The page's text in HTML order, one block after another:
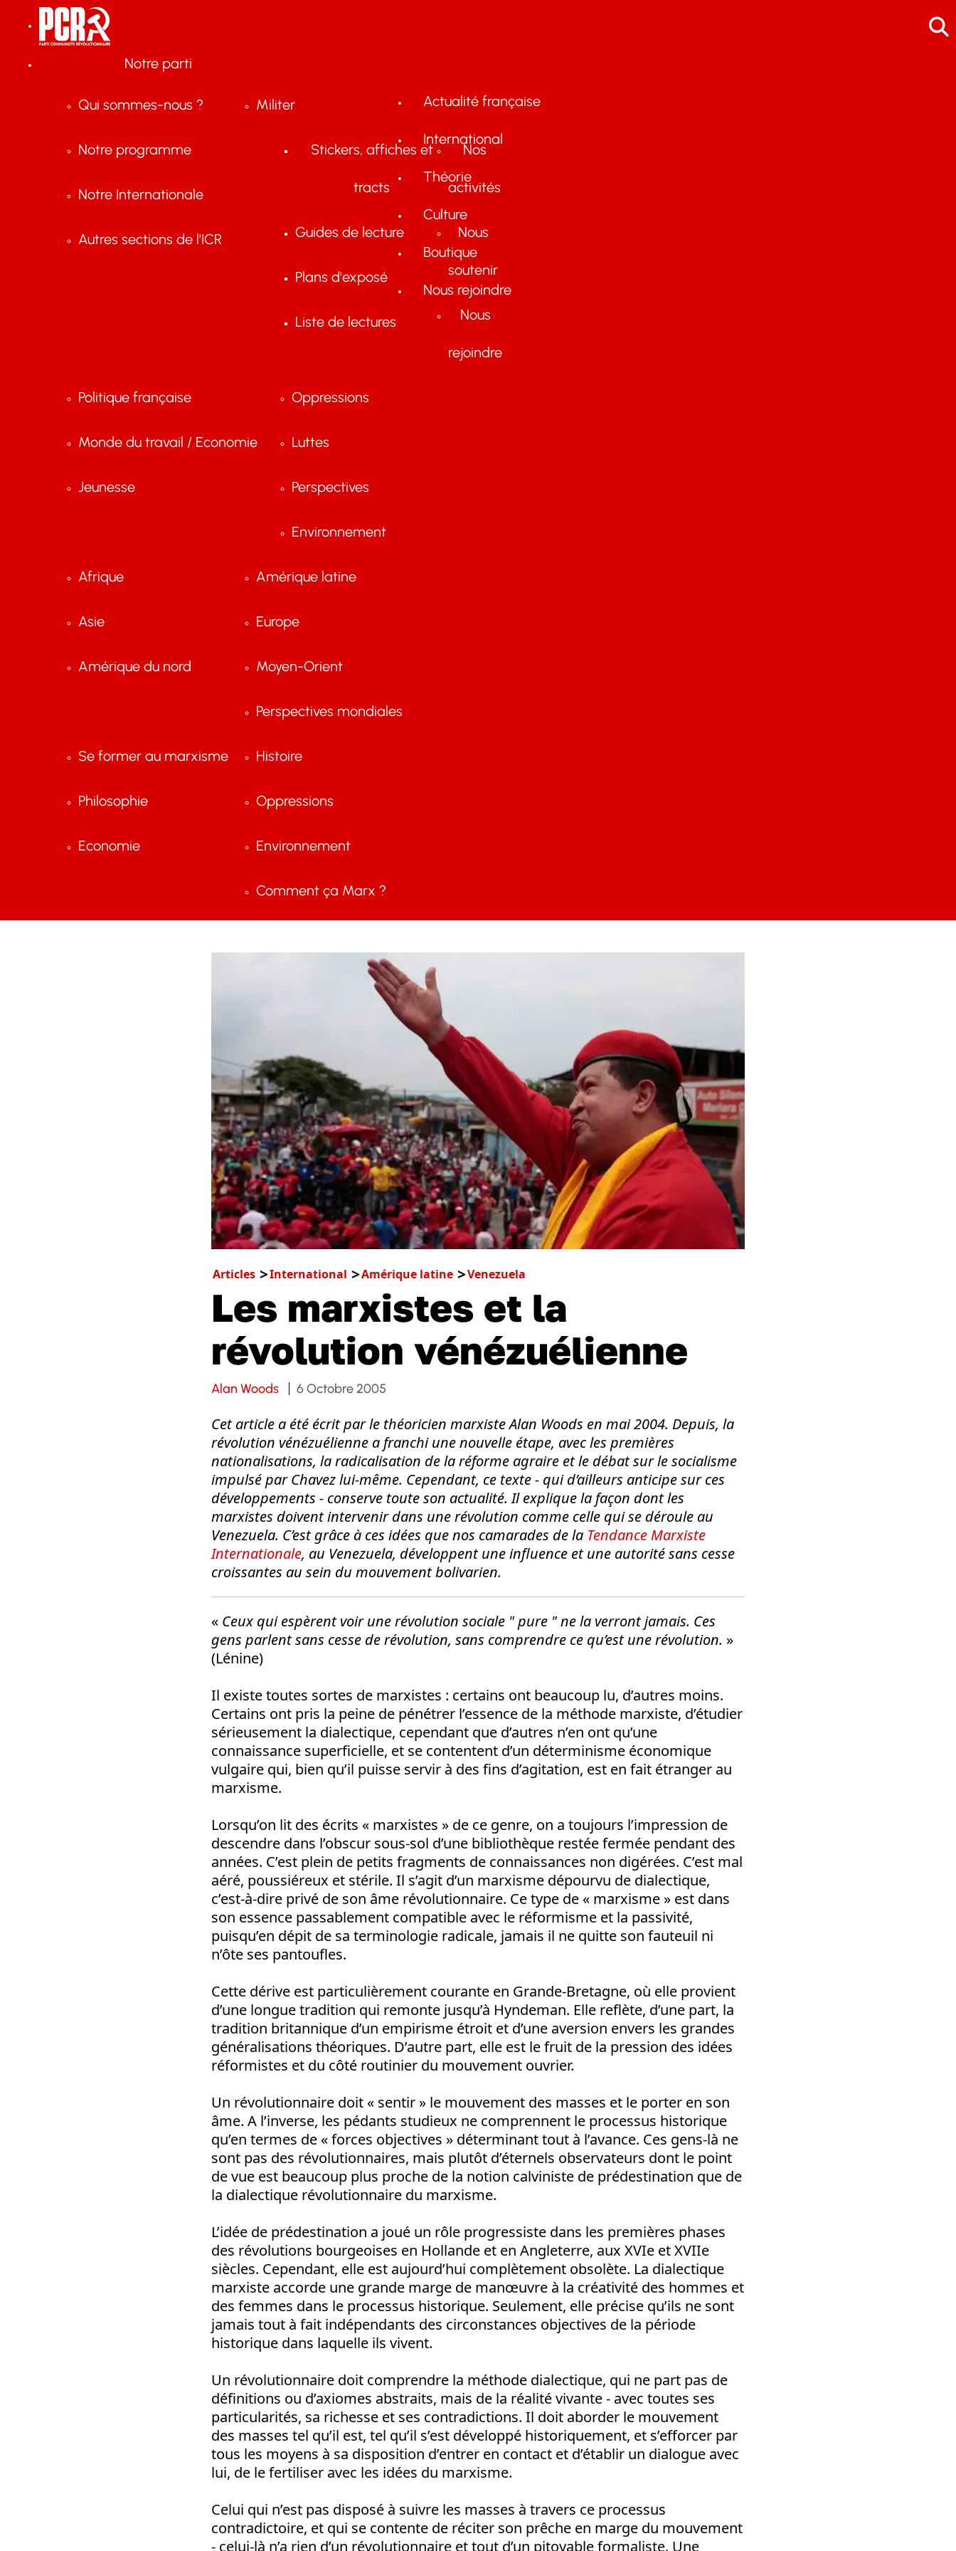
Notre parti
Qui sommes-nous ?
Notre programme
Notre Internationale
Autres sections de l'ICR
Militer
Stickers, affiches et
tracts
Guides de lecture
Plans d'exposé
Liste de lectures
Nos
activités
Nous
soutenir
Nous
rejoindre
Actualité française
Politique française
Monde du travail / Economie
Jeunesse
Oppressions
Luttes
Perspectives
Environnement
International
Afrique
Asie
Amérique du nord
Amérique latine
Europe
Moyen-Orient
Perspectives mondiales
Théorie
Se former au marxisme
Philosophie
Economie
Histoire
Oppressions
Environnement
Comment ça Marx ?
Culture
Boutique
Nous rejoindre
Articles International Amérique latine Venezuela
Les marxistes et la
révolution vénézuélienne
Alan Woods 6 Octobre 2005
Cet article a été écrit par le théoricien marxiste Alan Woods en mai 2004. Depuis, la
révolution vénézuélienne a franchi une nouvelle étape, avec les premières
nationalisations, la radicalisation de la réforme agraire et le débat sur le socialisme
impulsé par Chavez lui-même. Cependant, ce texte - qui d’ailleurs anticipe sur ces
développements - conserve toute son actualité. Il explique la façon dont les
marxistes doivent intervenir dans une révolution comme celle qui se déroule au
Venezuela. C’est grâce à ces idées que nos camarades de la Tendance Marxiste
Internationale, au Venezuela, développent une influence et une autorité sans cesse
croissantes au sein du mouvement bolivarien.
« Ceux qui espèrent voir une révolution sociale " pure " ne la verront jamais. Ces
gens parlent sans cesse de révolution, sans comprendre ce qu’est une révolution. »
(Lénine)
Il existe toutes sortes de marxistes : certains ont beaucoup lu, d’autres moins.
Certains ont pris la peine de pénétrer l’essence de la méthode marxiste, d’étudier
sérieusement la dialectique, cependant que d’autres n’en ont qu’une
connaissance superficielle, et se contentent d’un déterminisme économique
vulgaire qui, bien qu’il puisse servir à des fins d’agitation, est en fait étranger au
marxisme.
Lorsqu’on lit des écrits « marxistes » de ce genre, on a toujours l’impression de
descendre dans l’obscur sous-sol d’une bibliothèque restée fermée pendant des
années. C’est plein de petits fragments de connaissances non digérées. C’est mal
aéré, poussiéreux et stérile. Il s’agit d’un marxisme dépourvu de dialectique,
c’est-à-dire privé de son âme révolutionnaire. Ce type de « marxisme » est dans
son essence passablement compatible avec le réformisme et la passivité,
puisqu’en dépit de sa terminologie radicale, jamais il ne quitte son fauteuil ni
n’ôte ses pantoufles.
Cette dérive est particulièrement courante en Grande-Bretagne, où elle provient
d’une longue tradition qui remonte jusqu’à Hyndeman. Elle reflète, d’une part, la
tradition britannique d’un empirisme étroit et d’une aversion envers les grandes
généralisations théoriques. D’autre part, elle est le fruit de la pression des idées
réformistes et du côté routinier du mouvement ouvrier.
Un révolutionnaire doit « sentir » le mouvement des masses et le porter en son
âme. A l’inverse, les pédants studieux ne comprennent le processus historique
qu’en termes de « forces objectives » déterminant tout à l’avance. Ces gens-là ne
sont pas des révolutionnaires, mais plutôt d’éternels observateurs dont le point
de vue est beaucoup plus proche de la notion calviniste de prédestination que de
la dialectique révolutionnaire du marxisme.
L’idée de prédestination a joué un rôle progressiste dans les premières phases
des révolutions bourgeoises en Hollande et en Angleterre, aux XVIe et XVIIe
siècles. Cependant, elle est aujourd’hui complètement obsolète. La dialectique
marxiste accorde une grande marge de manœuvre à la créativité des hommes et
des femmes dans le processus historique. Seulement, elle précise qu’ils ne sont
jamais tout à fait indépendants des circonstances objectives de la période
historique dans laquelle ils vivent.
Un révolutionnaire doit comprendre la méthode dialectique, qui ne part pas de
définitions ou d’axiomes abstraits, mais de la réalité vivante - avec toutes ses
particularités, sa richesse et ses contradictions. Il doit aborder le mouvement
des masses tel qu’il est, tel qu’il s’est développé historiquement, et s’efforcer par
tous les moyens à sa disposition d’entrer en contact et d’établir un dialogue avec
lui, de le fertiliser avec les idées du marxisme.
Celui qui n’est pas disposé à suivre les masses à travers ce processus
contradictoire, et qui se contente de réciter son prêche en marge du mouvement
- celui-là n’a rien d’un révolutionnaire et tout d’un pitoyable formaliste. Une